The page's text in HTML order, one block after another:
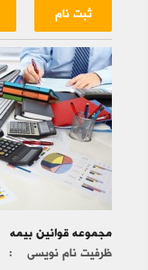
ثبت نام
مجموعه قوانین بیمه
ظرفیت نام نویسی :